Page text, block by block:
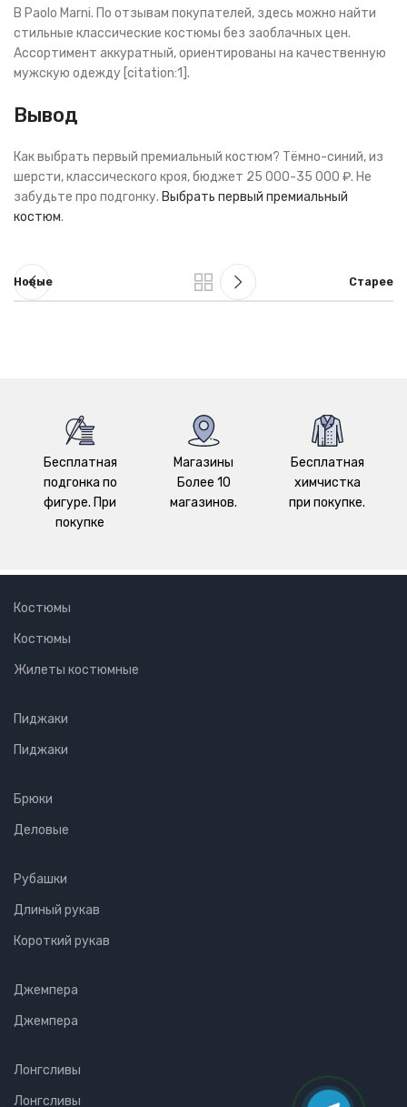
В Paolo Marni. По отзывам покупателей, здесь можно найти
стильные классические костюмы без заоблачных цен.
Ассортимент аккуратный, ориентированы на качественную
мужскую одежду [citation:1].
Вывод
Как выбрать первый премиальный костюм? Тёмно-синий, из
шерсти, классического кроя, бюджет 25 000-35 000 ₽. Не
забудьте про подгонку. Выбрать первый премиальный
костюм.
Новые Старее
Бесплатная
подгонка по
фигуре. При
покупке
Магазины
Более 10
магазинов.
Бесплатная
химчистка
при покупке.
Костюмы
Костюмы
Жилеты костюмные
Пиджаки
Пиджаки
Брюки
Деловые
Рубашки
Длиный рукав
Короткий рукав
Джемпера
Джемпера
Лонгсливы
Лонгсливы